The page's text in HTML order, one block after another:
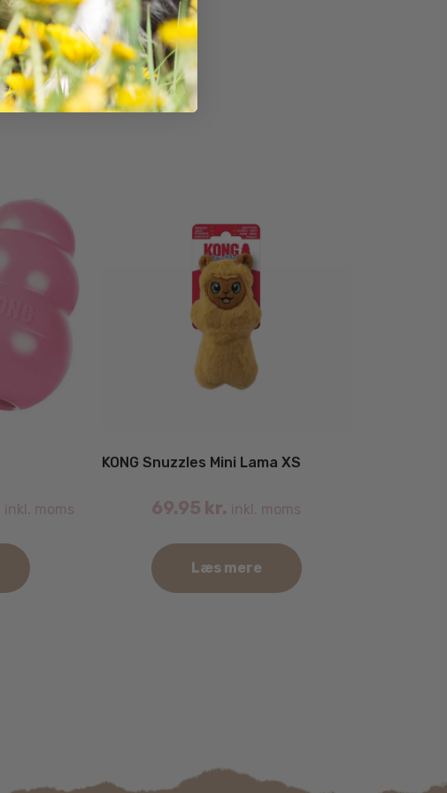
inkl. moms
KONG Snuzzles Mini Lama XS
69.95 kr. inkl. moms
Læs mere